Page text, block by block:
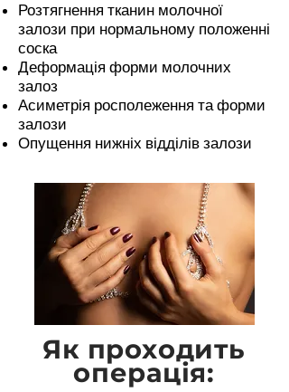
Розтягнення тканин молочної
залози при нормальному положенні
соска
Деформація форми молочних
залоз
Асиметрія росполеження та форми
залози
Опущення нижніх відділів залози
Як проходить
операція: